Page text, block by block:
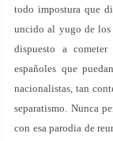
todo impostura que
uncido al yugo de
dispuesto a
españoles que
nacionalistas, tan
separatismo. Nunca
con esa parodia de